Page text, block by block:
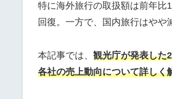
特に海外旅行の取扱額は前年比
回復。一方で、国内旅行はやや
本記事では、 観光庁が発表した
各社の売上動向について詳しく